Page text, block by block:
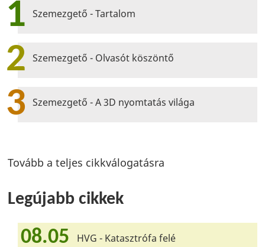
1 Szemezgető - Tartalom
2 Szemezgető - Olvasót köszöntő
3 Szemezgető - A 3D nyomtatás világa
Tovább a teljes cikkválogatásra
Legújabb cikkek
08.05 HVG - Katasztrófa felé